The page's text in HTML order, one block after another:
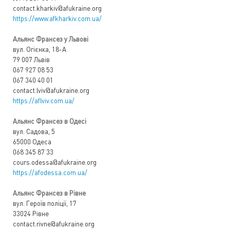
contact.kharkiv@afukraine.org
https://www.afkharkiv.com.ua/
Альянс Франсез у Львові
вул. Огієнка, 18-A
79 007 Львів
067 927 08 53
067 340 40 01
contact.lviv@afukraine.org
https://aflviv.com.ua/
Альянс Франсез в Одесі
вул. Садова, 5
65000 Одеса
068 345 87 33
cours.odessa@afukraine.org
https://afodessa.com.ua/
Альянс Франсез в Рівне
вул. Героїв поліції, 17
33024 Рівне
contact.rivne@afukraine.org